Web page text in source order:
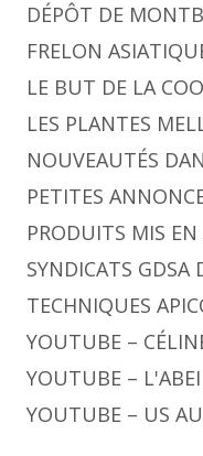
DÉPÔT DE
FRELON
LE BUT DE LA
LES PLANTES
NOUVEAUTÉS
PETITES
PRODUITS MIS
SYNDICATS GDSA
TECHNIQUES
YOUTUBE –
YOUTUBE –
YOUTUBE – US